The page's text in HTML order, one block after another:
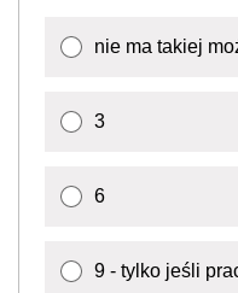
nie ma takiej
3
6
9 - tylko jeśli